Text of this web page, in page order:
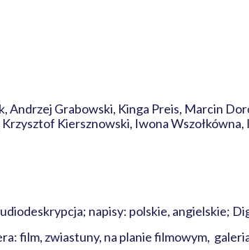
Grabowski, Kinga Preis, Marcin
Kiersznowski, Iwona
napisy: polskie, angielskie;
film, zwiastuny, na planie filmowym,